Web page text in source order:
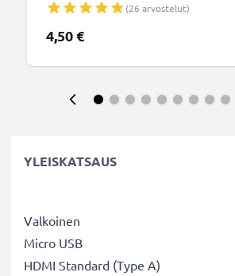
(26 arvostelut)
4,50 €
YLEISKATSAUS
Valkoinen
Micro USB
HDMI Standard (Type A)